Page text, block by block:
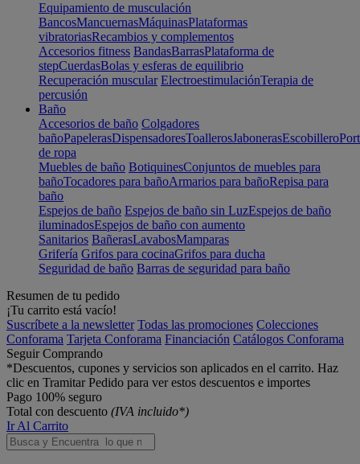
Equipamiento de musculación
BancosMancuernasMáquinasPlataformas
vibratoriasRecambios y complementos
Accesorios fitness BandasBarrasPlataforma de
stepCuerdasBolas y esferas de equilibrio
Recuperación muscular ElectroestimulaciónTerapia de
percusión
Baño
Accesorios de baño Colgadores
bañoPapelerasDispensadoresToallerosJabonerasEscobillero
de ropa
Muebles de baño BotiquinesConjuntos de muebles para
bañoTocadores para bañoArmarios para bañoRepisa para
baño
Espejos de baño Espejos de baño sin LuzEspejos de baño
iluminadosEspejos de baño con aumento
Sanitarios BañerasLavabosMamparas
Grifería Grifos para cocinaGrifos para ducha
Seguridad de baño Barras de seguridad para baño
Resumen de tu pedido
¡Tu carrito está vacío!
Suscríbete a la newsletter Todas las promociones Colecciones
Conforama Tarjeta Conforama Financiación Catálogos Conforama
Seguir Comprando
*Descuentos, cupones y servicios son aplicados en el carrito. Haz
clic en Tramitar Pedido para ver estos descuentos e importes
Pago 100% seguro
Total con descuento (IVA incluido*)
Ir Al Carrito